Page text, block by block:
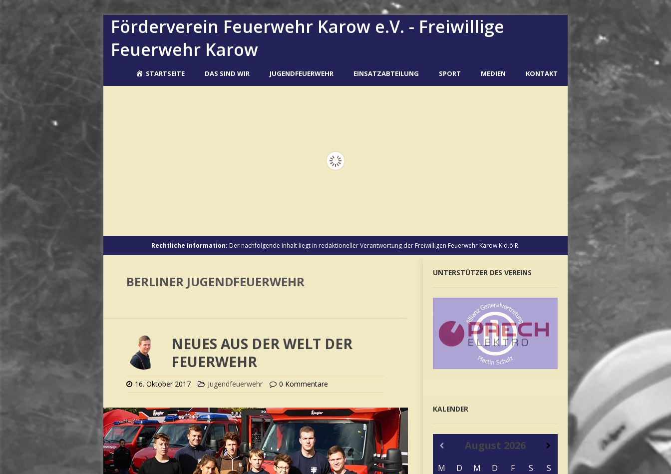
Förderverein Feuerwehr Karow e.V. - Freiwillige
Feuerwehr Karow
STARTSEITE DAS SIND WIR JUGENDFEUERWEHR EINSATZABTEILUNG SPORT MEDIEN KONTAKT
Rechtliche Information: Der nachfolgende Inhalt liegt in redaktioneller Verantwortung der Freiwilligen Feuerwehr Karow K.d.ö.R.
BERLINER JUGENDFEUERWEHR
NEUES AUS DER WELT DER
FEUERWEHR
16. Oktober 2017 Jugendfeuerwehr 0 Kommentare
UNTERSTÜTZER DES VEREINS
KALENDER
August 2026
M D M D F S S